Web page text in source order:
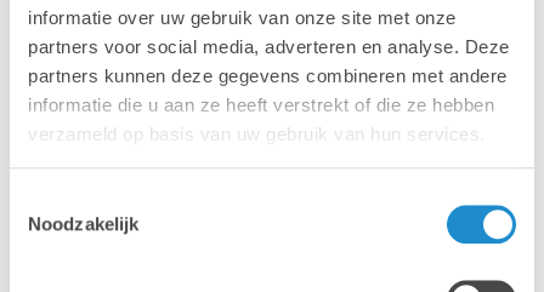
informatie over uw gebruik van onze site met onze
partners voor social media, adverteren en analyse. Deze
partners kunnen deze gegevens combineren met andere
informatie die u aan ze heeft verstrekt of die ze hebben
verzameld op basis van uw gebruik van hun services.
Noodzakelijk
Mac MacBook